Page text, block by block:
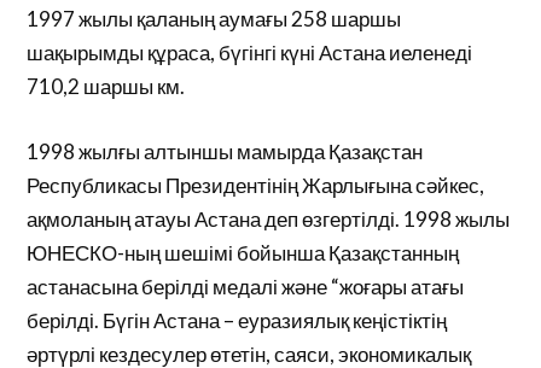
1997 жылы қаланың аумағы 258 шаршы
шақырымды құраса, бүгінгі күні Астана иеленеді
710,2 шаршы км.
1998 жылғы алтыншы мамырда Қазақстан
Республикасы Президентінің Жарлығына сәйкес,
ақмоланың атауы Астана деп өзгертілді. 1998 жылы
ЮНЕСКО-ның шешімі бойынша Қазақстанның
астанасына берілді медалі және “жоғары атағы
берілді. Бүгін Астана – еуразиялық кеңістіктің
әртүрлі кездесулер өтетін, саяси, экономикалық